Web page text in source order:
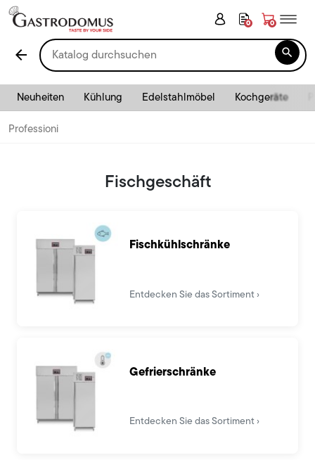
0 0
arrow_back 
Neuheiten Kühlung Edelstahlmöbel Kochgeräte
Professioni
Fischgeschäft
Fischkühlschränke
Entdecken Sie das Sortiment
Gefrierschränke
Entdecken Sie das Sortiment